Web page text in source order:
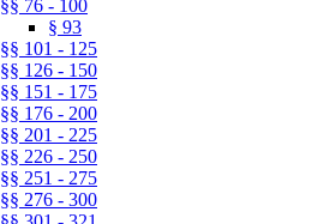
§§ 76 - 100
§ 93
§§ 101 - 125
§§ 126 - 150
§§ 151 - 175
§§ 176 - 200
§§ 201 - 225
§§ 226 - 250
§§ 251 - 275
§§ 276 - 300